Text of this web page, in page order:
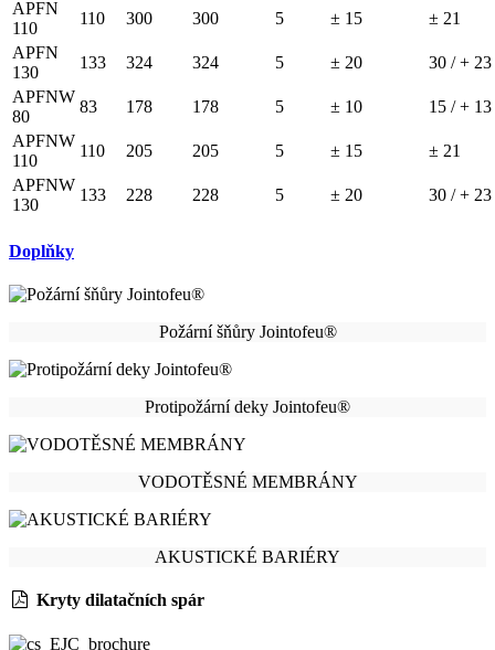
APFN
110
110 300 300 5 ± 15
± 21
APFN
130
133 324 324 5 ± 20
30 / + 23
APFNW
80
83 178 178 5 ± 10
15 / + 13
APFNW
110
110 205 205 5 ± 15
± 21
APFNW
130
133 228 228 5 ± 20 30 / + 23
Doplňky
Požární šňůry Jointofeu®
Protipožární deky Jointofeu®
VODOTĚSNÉ MEMBRÁNY
AKUSTICKÉ BARIÉRY
Kryty dilatačních spár